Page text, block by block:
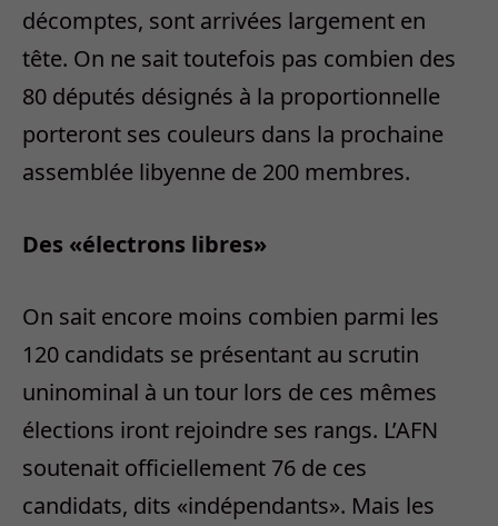
décomptes, sont arrivées largement en
tête. On ne sait toutefois pas combien des
80 députés désignés à la proportionnelle
porteront ses couleurs dans la prochaine
assemblée libyenne de 200 membres.
Des «électrons libres»
On sait encore moins combien parmi les
120 candidats se présentant au scrutin
uninominal à un tour lors de ces mêmes
élections iront rejoindre ses rangs. L’AFN
soutenait officiellement 76 de ces
candidats, dits «indépendants». Mais les